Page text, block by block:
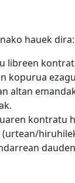
hauek dira:
libreen
kopurua
altan
kontratu